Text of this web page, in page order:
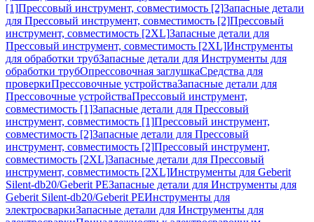
[1]Прессовый инструмент, совместимость [2]Запасные детали
для Прессовый инструмент, совместимость [2]Прессовый
инструмент, совместимость [2XL]Запасные детали для
Прессовый инструмент, совместимость [2XL]Инструменты
для обработки трубЗапасные детали для Инструменты для
обработки трубОпрессовочная заглушкаСредства для
проверкиПрессовочные устройстваЗапасные детали для
Прессовочные устройстваПрессовый инструмент,
совместимость [1]Запасные детали для Прессовый
инструмент, совместимость [1]Прессовый инструмент,
совместимость [2]Запасные детали для Прессовый
инструмент, совместимость [2]Прессовый инструмент,
совместимость [2XL]Запасные детали для Прессовый
инструмент, совместимость [2XL]Инструменты для Geberit
Silent-db20/Geberit PEЗапасные детали для Инструменты для
Geberit Silent-db20/Geberit PEИнструменты для
электросваркиЗапасные детали для Инструменты для